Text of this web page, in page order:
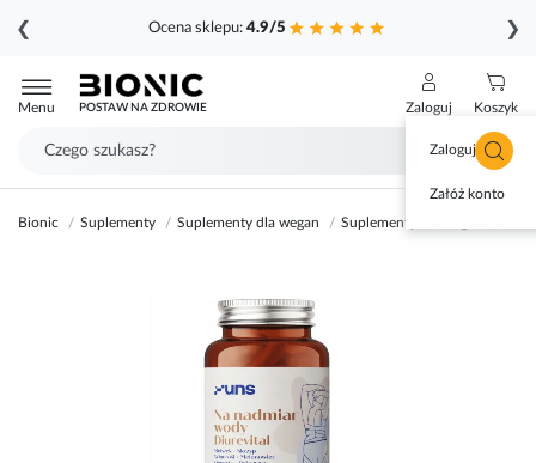
Ocena sklepu: 4.9/5
❮ ❯
do
treści
Menu POSTAW NA ZDROWIE Zaloguj
Zaloguj się
Załóż konto
Koszyk
Bionic Suplementy Suplementy dla wegan Suplementy dla wegetarian